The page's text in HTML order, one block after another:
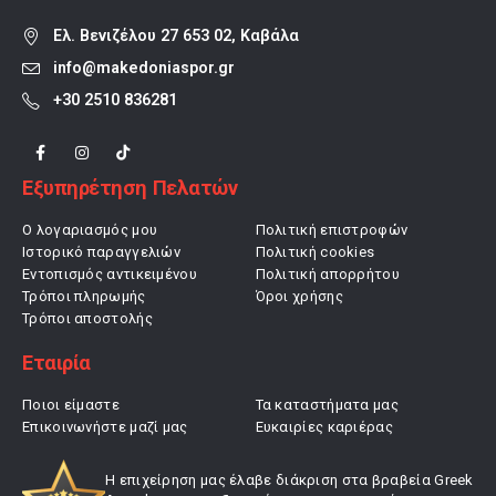
Ελ. Βενιζέλου 27 653 02, Καβάλα
info@makedoniaspor.gr
+30 2510 836281
Εξυπηρέτηση Πελατών
Ο λογαριασμός μου
Ιστορικό παραγγελιών
Εντοπισμός αντικειμένου
Τρόποι πληρωμής
Τρόποι αποστολής
Πολιτική επιστροφών
Πολιτική cookies
Πολιτική απορρήτου
Όροι χρήσης
Εταιρία
Ποιοι είμαστε
Επικοινωνήστε μαζί μας
Τα καταστήματα μας
Ευκαιρίες καριέρας
Η επιχείρηση μας έλαβε διάκριση στα βραβεία Greek